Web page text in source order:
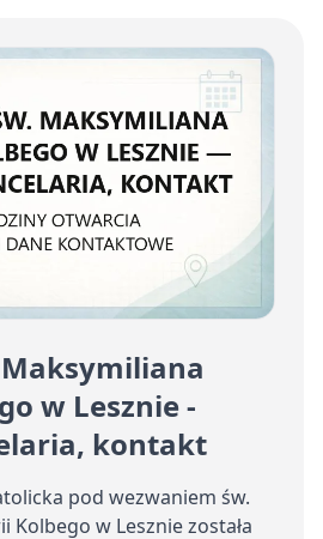
w Lesznie -
kontakt
pod wezwaniem św.
Kolbego w Lesznie została